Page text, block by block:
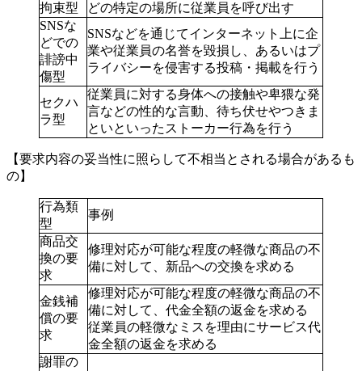
拘束型
どの特定の場所に従業員を呼び出す
SNSな
どでの
誹謗中
傷型
SNSなどを通じてインターネット上に企
業や従業員の名誉を毀損し、あるいはプ
ライバシーを侵害する投稿・掲載を行う
セクハ
ラ型
従業員に対する身体への接触や卑猥な発
言などの性的な言動、待ち伏せやつきま
といといったストーカー行為を行う
【要求内容の妥当性に照らして不相当とされる場合があるも
の】
行為類
型
事例
商品交
換の要
求
修理対応が可能な程度の軽微な商品の不
備に対して、新品への交換を求める
金銭補
償の要
求
修理対応が可能な程度の軽微な商品の不
備に対して、代金全額の返金を求める
従業員の軽微なミスを理由にサービス代
金全額の返金を求める
謝罪の